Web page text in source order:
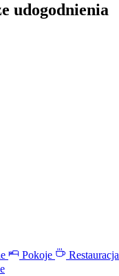
udogodnienia
Pokoje Restauracja